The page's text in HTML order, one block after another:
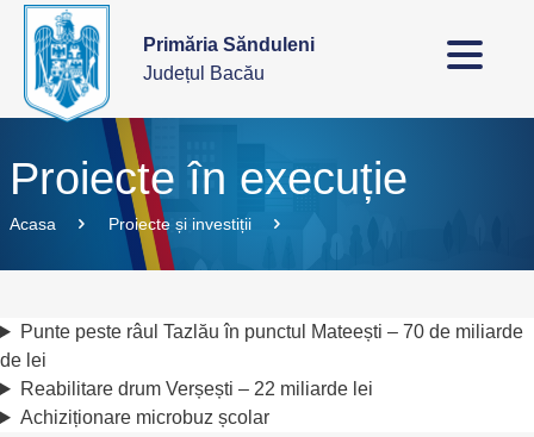
Primăria Sănduleni
Județul Bacău
Proiecte în execuție
Acasa Proiecte și investiții
Punte peste râul Tazlău în punctul Mateești – 70 de miliarde
de lei
Reabilitare drum Verșești – 22 miliarde lei
Achiziționare microbuz școlar